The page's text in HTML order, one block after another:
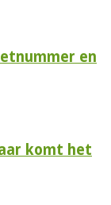
en
komt het